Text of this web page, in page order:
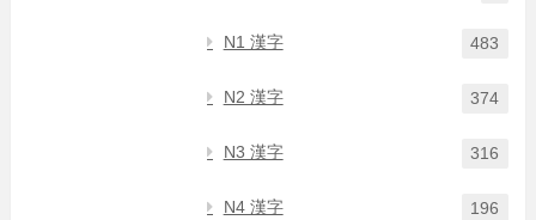
N1 漢字 483
N2 漢字 374
N3 漢字 316
N4 漢字 196